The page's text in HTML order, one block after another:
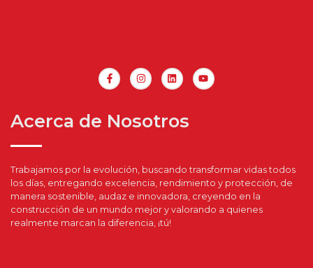
Acerca de Nosotros
Trabajamos por la evolución, buscando transformar vidas todos
los días, entregando excelencia, rendimiento y protección, de
manera sostenible, audaz e innovadora, creyendo en la
construcción de un mundo mejor y valorando a quienes
realmente marcan la diferencia, ¡tú!